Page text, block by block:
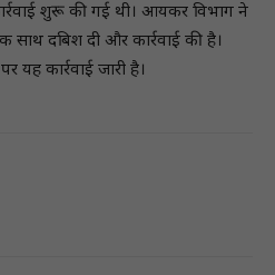
शुरू की गई थी। आयकर विभाग ने
दबिश दी और कार्रवाई की है।
यह कार्रवाई जारी है।